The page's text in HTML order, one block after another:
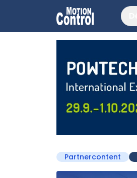
Partnercontent